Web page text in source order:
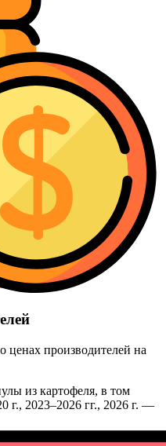
ценах производителей на
из картофеля, в том
г., 2023–2026 гг., 2026 г. —